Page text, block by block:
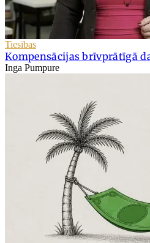
Tiesības
Kompensācijas brīvprātīgā
Inga Pumpure